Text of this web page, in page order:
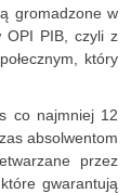
gromadzone w
OPI PIB, czyli z
który
co najmniej 12
absolwentom
przez
gwarantują